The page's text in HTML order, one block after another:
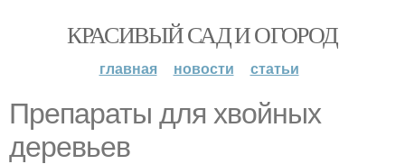
КРАСИВЫЙ САД И ОГОРОД
главная новости статьи
Препараты для хвойных
деревьев